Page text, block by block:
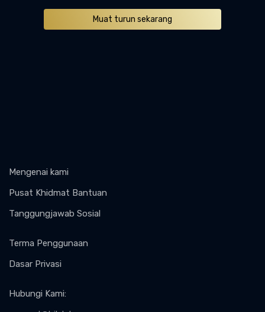
Muat turun sekarang
Mengenai kami
Pusat Khidmat Bantuan
Tanggungjawab Sosial
Terma Penggunaan
Dasar Privasi
Hubungi Kami: